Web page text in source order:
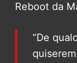
Reboot da
“De